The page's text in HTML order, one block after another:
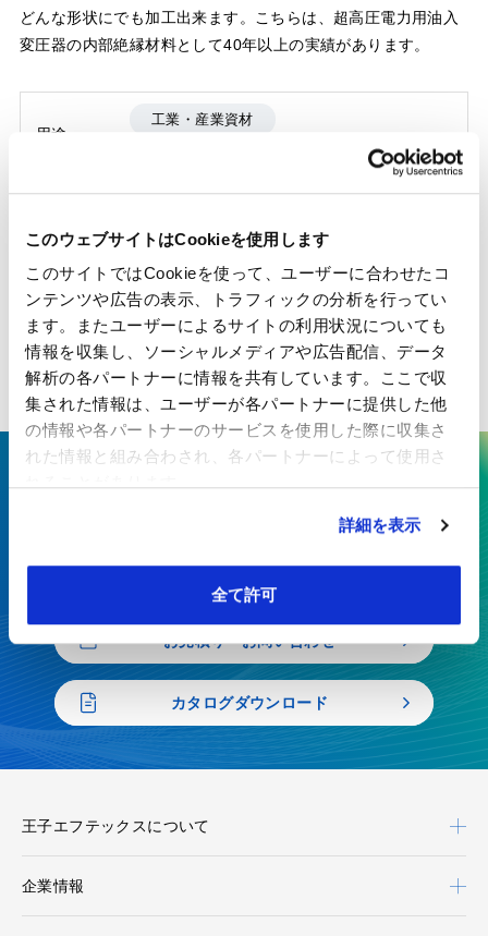
このウェブサイトはCookieを使用します
このサイトではCookieを使って、ユーザーに合わせたコ
ンテンツや広告の表示、トラフィックの分析を行ってい
ます。またユーザーによるサイトの利用状況についても
情報を収集し、ソーシャルメディアや広告配信、データ
解析の各パートナーに情報を共有しています。ここで収
集された情報は、ユーザーが各パートナーに提供した他
の情報や各パートナーのサービスを使用した際に収集さ
れた情報と組み合わされ、各パートナーによって使用さ
詳細を表示
全て許可
どんな形状にでも加工出来ます。こちらは、超高圧電力用油入
変圧器の内部絶縁材料として40年以上の実績があります。
用途
工業・産業資材
機能
引張強度、曲げ強度、油浸透性、水浸液導電
率
用途 油入変圧器用絶縁材料
ここにしかない技術で、最先端の
お見積り・お問い合わせ
カタログダウンロード
王子エフテックスについて
企業情報